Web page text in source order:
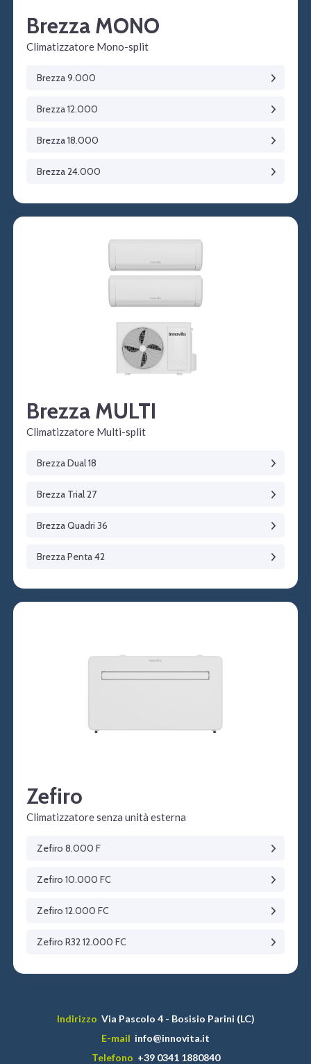
Brezza MONO
Climatizzatore Mono-split
Brezza 9.000
Brezza 12.000
Brezza 18.000
Brezza 24.000
Brezza MULTI
Climatizzatore Multi-split
Brezza Dual 18
Brezza Trial 27
Brezza Quadri 36
Brezza Penta 42
Zefiro
Climatizzatore senza unità esterna
Zefiro 8.000 F
Zefiro 10.000 FC
Zefiro 12.000 FC
Zefiro R32 12.000 FC
Indirizzo Via Pascolo 4 - Bosisio Parini (LC)
E-mail info@innovita.it
Telefono +39 0341 1880840